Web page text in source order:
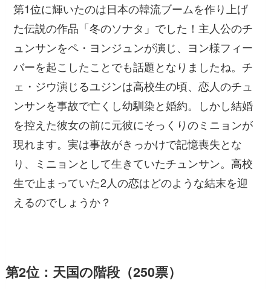
第1位に輝いたのは日本の韓流ブームを作り上げ
た伝説の作品「冬のソナタ」でした！主人公のチ
ュンサンをペ・ヨンジュンが演じ、ヨン様フィー
バーを起こしたことでも話題となりましたね。チ
ェ・ジウ演じるユジンは高校生の頃、恋人のチュ
ンサンを事故で亡くし幼馴染と婚約。しかし結婚
を控えた彼女の前に元彼にそっくりのミニョンが
現れます。実は事故がきっかけで記憶喪失とな
り、ミニョンとして生きていたチュンサン。高校
生で止まっていた2人の恋はどのような結末を迎
えるのでしょうか？
第2位：天国の階段（250票）